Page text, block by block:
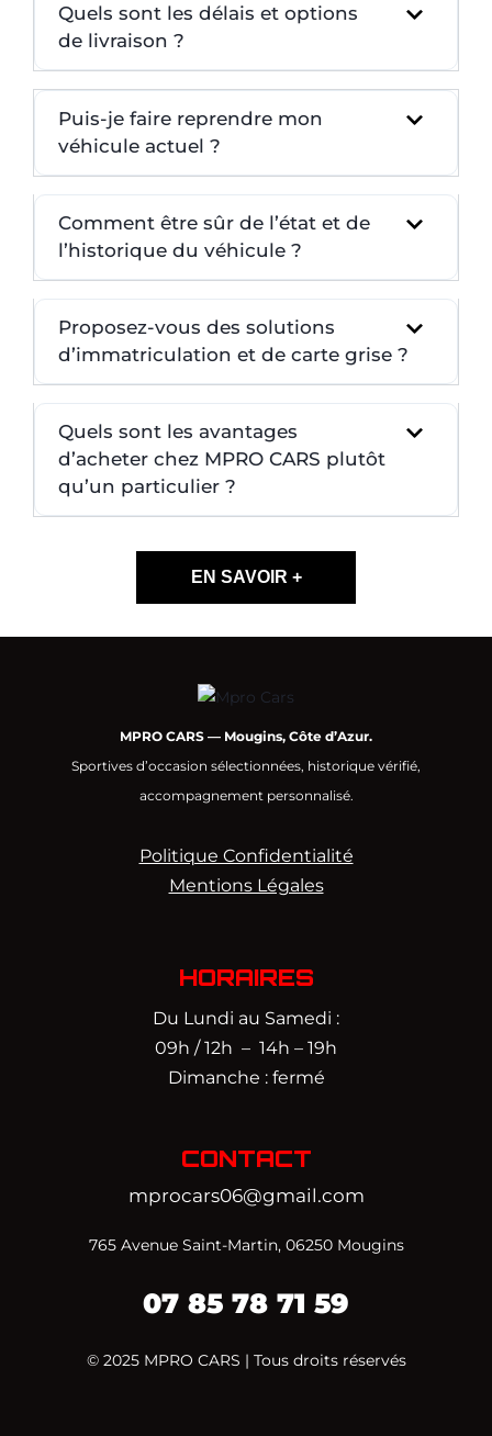
Quels sont les délais et options
de livraison ?
Puis-je faire reprendre mon
véhicule actuel ?
Comment être sûr de l’état et de
l’historique du véhicule ?
Proposez-vous des solutions
d’immatriculation et de carte grise ?
Quels sont les avantages
d’acheter chez MPRO CARS plutôt
qu’un particulier ?
EN SAVOIR +
MPRO CARS — Mougins, Côte d’Azur.
Sportives d’occasion sélectionnées, historique vérifié,
accompagnement personnalisé.
Politique Confidentialité
Mentions Légales
HORAIRES
Du Lundi au Samedi :
09h / 12h – 14h – 19h
Dimanche : fermé
CONTACT
mprocars06@gmail.com
765 Avenue Saint-Martin, 06250 Mougins
07 85 78 71 59‬
© 2025 MPRO CARS | Tous droits réservés